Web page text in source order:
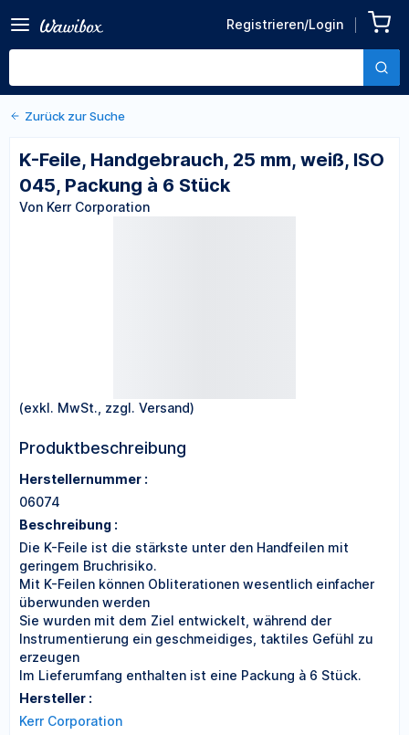
Registrieren/Login
mm, weiß, ISO 045, Packung
à 6 Stück
Von Kerr Corporation
Zurück zu den Produktdetails
Zurück zur Suche
K-Feile, Handgebrauch, 25 mm, weiß, ISO
045, Packung à 6 Stück
Von Kerr Corporation
(exkl. MwSt., zzgl. Versand)
Produktbeschreibung
Herstellernummer :
06074
Beschreibung :
Die K-Feile ist die stärkste unter den Handfeilen mit
geringem Bruchrisiko.
Mit K-Feilen können Obliterationen wesentlich einfacher
überwunden werden
Sie wurden mit dem Ziel entwickelt, während der
Instrumentierung ein geschmeidiges, taktiles Gefühl zu
erzeugen
Im Lieferumfang enthalten ist eine Packung à 6 Stück.
Hersteller :
Kerr Corporation